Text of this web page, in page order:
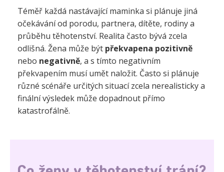
Téměř každá nastávající maminka si plánuje jiná
očekávání od porodu, partnera, dítěte, rodiny a
průběhu těhotenství. Realita často bývá zcela
odlišná. Žena může být překvapena pozitivně
nebo negativně, a s tímto negativním
překvapením musí umět naložit. Často si plánuje
různé scénáře určitých situací zcela nerealisticky a
finální výsledek může dopadnout přímo
katastrofálně.